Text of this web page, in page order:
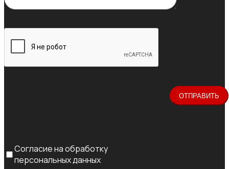
Согласие на обработку
персональных данных